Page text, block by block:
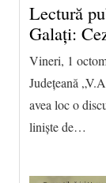
Lectură
Galați:
Vineri, 1
Județeană
avea loc o
liniște de…